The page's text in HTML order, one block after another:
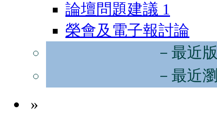
論壇問題建議 1
榮會及電子報討論
－最近
－最近
»